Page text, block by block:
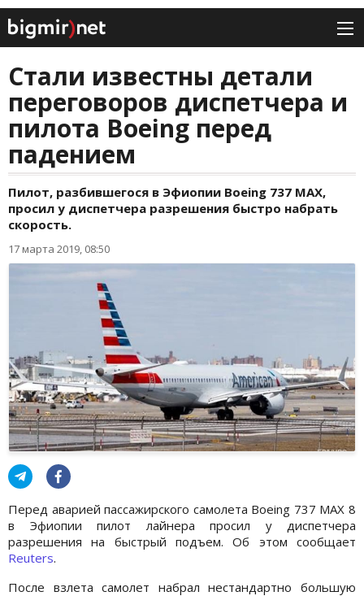
Стали известны детали
переговоров диспетчера и
пилота Boeing перед
падением
Пилот, разбившегося в Эфиопии Boeing 737 MAX,
просил у диспетчера разрешения быстро набрать
скорость.
17 марта 2019, 08:50
Перед аварией пассажирского самолета Boeing 737 MAX 8
в Эфиопии пилот лайнера просил у диспетчера
разрешения на быстрый подъем. Об этом сообщает
Reuters.
После взлета самолет набрал нестандартно большую